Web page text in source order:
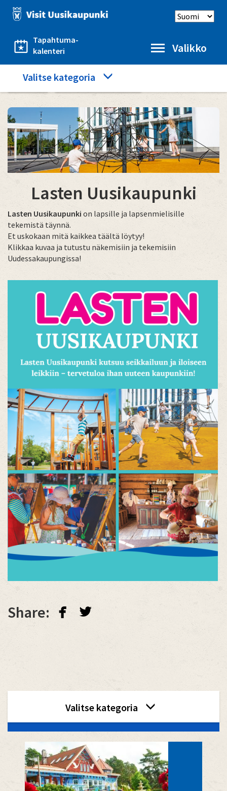
Hyppää
pääsisältöön
Tapahtuma-
kalenteri
Select
Valikko
Category
menu
Valitse kategoria
Etusivu Lasten Uusikaupunki
Lasten Uusikaupunki
Lasten Uusikaupunki on lapsille ja lapsenmielisille
tekemistä täynnä.
Et uskokaan mitä kaikkea täältä löytyy!
Klikkaa kuvaa ja tutustu näkemisiin ja tekemisiin
Uudessakaupungissa!
Share: facebook twitterbird
menu
Valitse kategoria